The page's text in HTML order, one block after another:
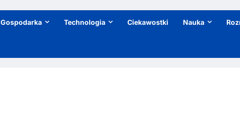
Gospodarka Technologia Ciekawostki Nauka